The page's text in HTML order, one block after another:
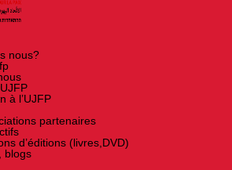
nous?
à l’UJFP
partenaires
d’éditions (livres,DVD)
blogs